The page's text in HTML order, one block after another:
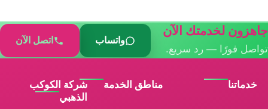
لخدمتك الآن
فورًا — رد سريع.
واتساب اتصل الآن
خدماتنا مناطق الخدمة
شركة الكوكب
الذهبي